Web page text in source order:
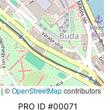
|©OpenStreetMapcontributors
PRO ID #00071